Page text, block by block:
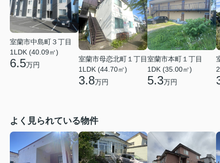
室蘭市中島町３丁目
1LDK (40.09㎡)
6.5万円
室蘭市母恋北町１丁目
1LDK (44.70㎡)
3.8万円
室蘭市本町１丁目
1DK (35.00㎡)
5.3万円
よく見られている物件